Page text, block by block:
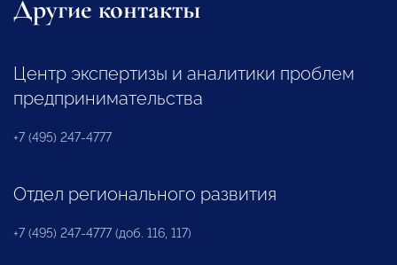
Другие контакты
Центр экспертизы и аналитики проблем
предпринимательства
+7 (495) 247-4777
Отдел регионального развития
+7 (495) 247-4777 (доб. 116, 117)